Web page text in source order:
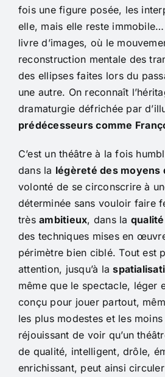
fois une figure posée, les
elle, mais elle reste
livre d’images, où le
reconstruction mentale des
des ellipses faites lors du
une autre. On reconnaît
dramaturgie défrichée par
prédécesseurs comme
C’est un théâtre à la fois
dans la légèreté des moyens
volonté de se circonscrire à
déterminée sans vouloir faire
trèsambitieux, dans la
des techniques mises en
périmètre bien ciblé. Tout est
attention, jusqu’à la
même que le spectacle, léger
conçu pour jouer partout,
les plus modestes et les
réjouissant de voir qu’un
de qualité, intelligent, drôle,
enrichissant, peut ainsi